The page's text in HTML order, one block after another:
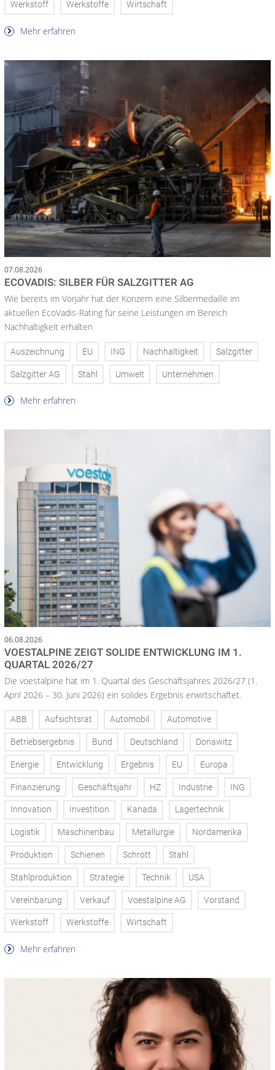
Werkstoff Werkstoffe Wirtschaft
Mehr erfahren
07.08.2026
ECOVADIS: SILBER FÜR SALZGITTER AG
Wie bereits im Vorjahr hat der Konzern eine Silbermedaille im
aktuellen EcoVadis-Rating für seine Leistungen im Bereich
Nachhaltigkeit erhalten
Auszeichnung EU ING Nachhaltigkeit Salzgitter
Salzgitter AG Stahl Umwelt Unternehmen
Mehr erfahren
06.08.2026
VOESTALPINE ZEIGT SOLIDE ENTWICKLUNG IM 1.
QUARTAL 2026/27
Die voestalpine hat im 1. Quartal des Geschäftsjahres 2026/27 (1.
April 2026 – 30. Juni 2026) ein solides Ergebnis erwirtschaftet.
ABB Aufsichtsrat Automobil Automotive
Betriebsergebnis Bund Deutschland Donawitz
Energie Entwicklung Ergebnis EU Europa
Finanzierung Geschäftsjahr HZ Industrie ING
Innovation Investition Kanada Lagertechnik
Logistik Maschinenbau Metallurgie Nordamerika
Produktion Schienen Schrott Stahl
Stahlproduktion Strategie Technik USA
Vereinbarung Verkauf Voestalpine AG Vorstand
Werkstoff Werkstoffe Wirtschaft
Mehr erfahren